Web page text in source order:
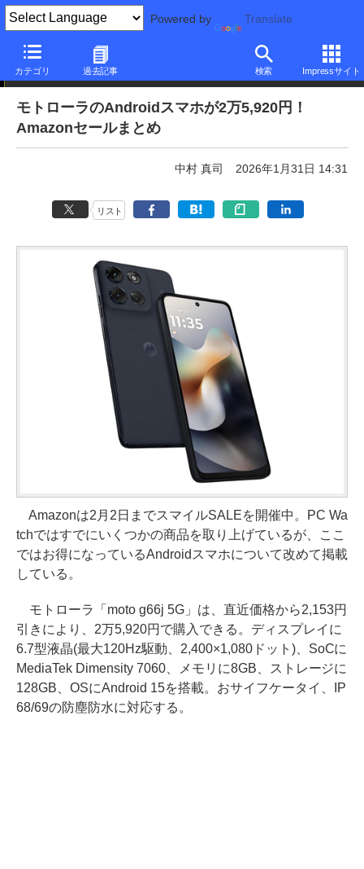
Powered by Translate
カテゴリ 過去記事 検索 Impressサイト
本日みつけたお買い得品
モトローラのAndroidスマホが2万5,920円！
Amazonセールまとめ
中村 真司 2026年1月31日 14:31
リスト
Amazonは2月2日までスマイルSALEを開催中。PC Wa
tchではすでにいくつかの商品を取り上げているが、ここ
ではお得になっているAndroidスマホについて改めて掲載
している。
モトローラ「moto g66j 5G」は、直近価格から2,153円
引きにより、2万5,920円で購入できる。ディスプレイに
6.7型液晶(最大120Hz駆動、2,400×1,080ドット)、SoCに
MediaTek Dimensity 7060、メモリに8GB、ストレージに
128GB、OSにAndroid 15を搭載。おサイフケータイ、IP
68/69の防塵防水に対応する。